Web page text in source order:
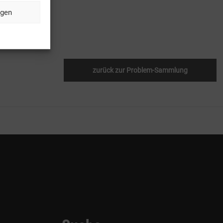
zurück zur Problem-Sammlung